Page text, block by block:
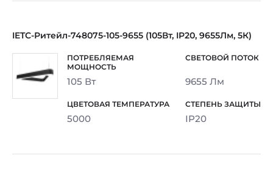
IETC-Ритейл-748075-105-9655 (105Вт, IP20, 9655Лм, 5К)
105 Вт 9655 Лм
5000 IP20